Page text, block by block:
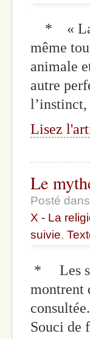
* « La
même
animale
autre
l’instinct,
Lisez
Le
Posté dans
X - La
suivie,
* Les
montrent
Souci de